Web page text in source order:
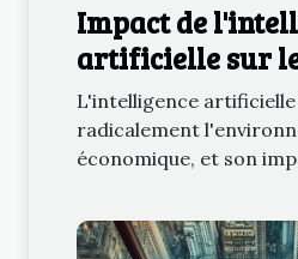
Impact de
artificielle sur
entreprises en
L'intelligence
radicalement
économique, et son